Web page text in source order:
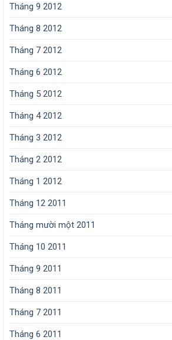
Tháng 9 2012
Tháng 8 2012
Tháng 7 2012
Tháng 6 2012
Tháng 5 2012
Tháng 4 2012
Tháng 3 2012
Tháng 2 2012
Tháng 1 2012
Tháng 12 2011
Tháng mười một 2011
Tháng 10 2011
Tháng 9 2011
Tháng 8 2011
Tháng 7 2011
Tháng 6 2011